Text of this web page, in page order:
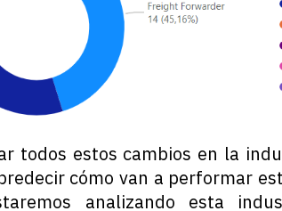
todos estos cambios en la
cómo van a performar
analizando esta